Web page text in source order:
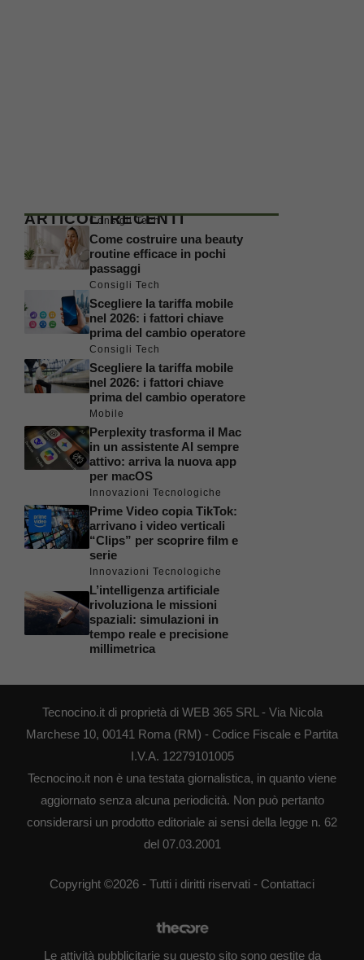
ARTICOLI RECENTI
Consigli Tech
Come costruire una beauty
routine efficace in pochi
passaggi
Consigli Tech
Scegliere la tariffa mobile
nel 2026: i fattori chiave
prima del cambio operatore
Consigli Tech
Scegliere la tariffa mobile
nel 2026: i fattori chiave
prima del cambio operatore
Mobile
Perplexity trasforma il Mac
in un assistente AI sempre
attivo: arriva la nuova app
per macOS
Innovazioni Tecnologiche
Prime Video copia TikTok:
arrivano i video verticali
“Clips” per scoprire film e
serie
Innovazioni Tecnologiche
L’intelligenza artificiale
rivoluziona le missioni
spaziali: simulazioni in
tempo reale e precisione
millimetrica
Tecnocino.it di proprietà di WEB 365 SRL - Via Nicola
Marchese 10, 00141 Roma (RM) - Codice Fiscale e Partita
I.V.A. 12279101005
Tecnocino.it non è una testata giornalistica, in quanto viene
aggiornato senza alcuna periodicità. Non può pertanto
considerarsi un prodotto editoriale ai sensi della legge n. 62
del 07.03.2001
Copyright ©2026 - Tutti i diritti riservati - Contattaci
Le attività pubblicitarie su questo sito sono gestite da